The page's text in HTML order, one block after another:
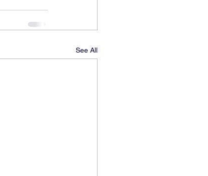
See All